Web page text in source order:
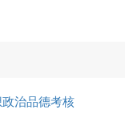
治品德考核